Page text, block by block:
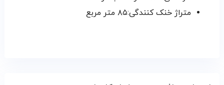
متراژ خنک کنندگی:۸۵ متر مربع